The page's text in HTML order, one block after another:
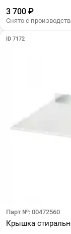
3 700 ₽
Снято с
ID 7172
Парт №: 00472560
Крышка